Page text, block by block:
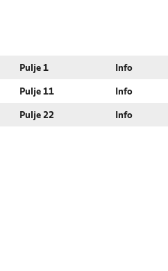
Pulje 1 Info
Pulje 11 Info
Pulje 22 Info